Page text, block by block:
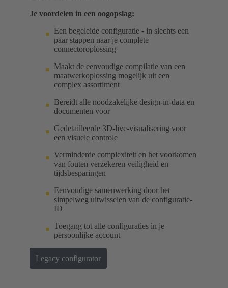
Je voordelen in een oogopslag:
Een begeleide configuratie - in slechts een
paar stappen naar je complete
connectoroplossing
Maakt de eenvoudige compilatie van een
maatwerkoplossing mogelijk uit een
complex assortiment
Bereidt alle noodzakelijke design-in-data en
documenten voor
Gedetailleerde 3D-live-visualisering voor
een visuele controle
Verminderde complexiteit en het voorkomen
van fouten verzekeren veiligheid en
tijdsbesparingen
Eenvoudige samenwerking door het
simpelweg uitwisselen van de configuratie-
ID
Toegang tot alle configuraties in je
persoonlijke account
Legacy configurator